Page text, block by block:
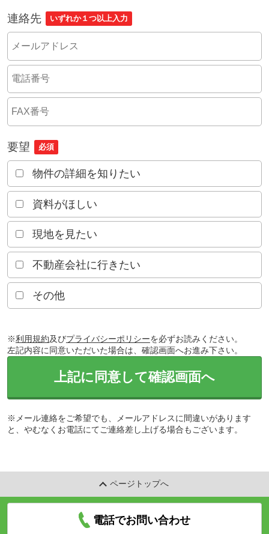
連絡先 いずれか１つ以上入力
要望 必須
物件の詳細を知りたい
資料がほしい
現地を見たい
不動産会社に行きたい
その他
※利用規約及びプライバシーポリシーを必ずお読みください。
左記内容に同意いただいた場合は、確認画面へお進み下さい。
上記に同意して確認画面へ
※メール連絡をご希望でも、メールアドレスに間違いがあります
と、やむなくお電話にてご連絡差し上げる場合もございます。
ページトップへ
電話でお問い合わせ